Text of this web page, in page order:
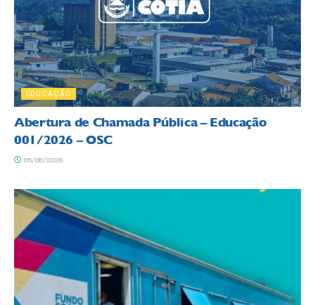
EDUCAÇÃO
Abertura de Chamada Pública – Educação
001/2026 – OSC
05/08/2026